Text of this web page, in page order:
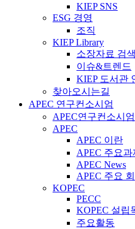
KIEP SNS
ESG 경영
조직
KIEP Library
소장자료 검색
이슈&트렌드
KIEP 도서관
찾아오시는길
APEC 연구컨소시엄
APEC연구컨소시
APEC
APEC 이란
APEC 주요과
APEC News
APEC 주요
KOPEC
PECC
KOPEC 설립
주요활동